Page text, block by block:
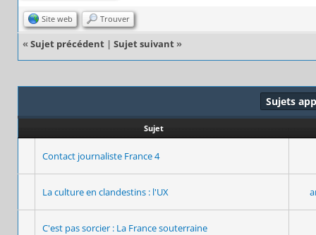
Site web Trouver
« Sujet précédent | Sujet suivant »
Sujets
Sujet
Contact journaliste France 4
La culture en clandestins : l'UX
C'est pas sorcier : La France souterraine